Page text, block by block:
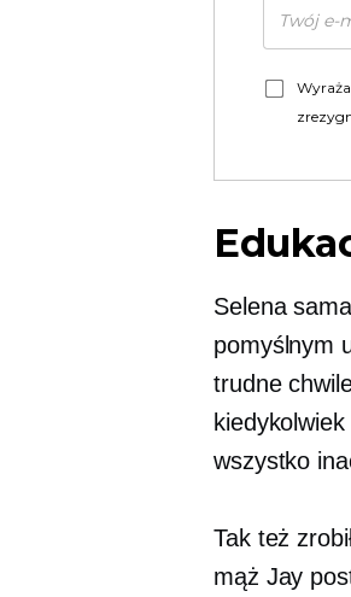
Selena
pomyślnym
trudne
wszystko
Tak też
mąż Jay